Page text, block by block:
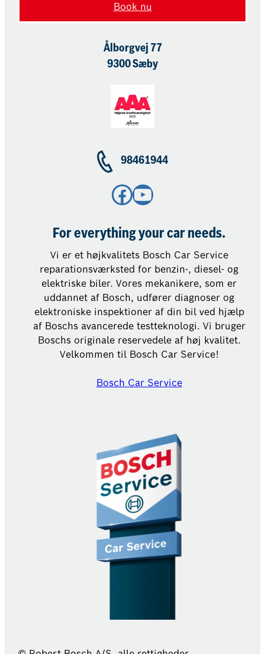
Book nu
Ålborgvej 77
9300 Sæby
98461944
Facebook YouTube
For everything your car needs.
Vi er et højkvalitets Bosch Car Service
reparationsværksted for benzin-, diesel- og
elektriske biler. Vores mekanikere, som er
uddannet af Bosch, udfører diagnoser og
elektroniske inspektioner af din bil ved hjælp
af Boschs avancerede testteknologi. Vi bruger
Boschs originale reservedele af høj kvalitet.
Velkommen til Bosch Car Service!
Bosch Car Service